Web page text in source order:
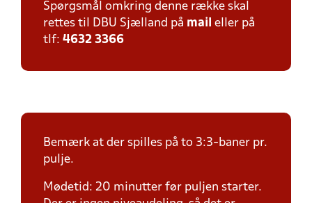
Spørgsmål omkring denne række skal
rettes til DBU Sjælland på mail eller på
tlf: 4632 3366
Bemærk at der spilles på to 3:3-baner pr.
pulje.
Mødetid: 20 minutter før puljen starter.